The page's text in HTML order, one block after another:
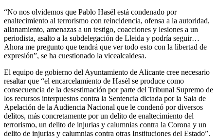
“No nos olvidemos que Pablo Hasél está condenado por
enaltecimiento al terrorismo con reincidencia, ofensa a la autoridad,
allanamiento, amenazas a un testigo, coacciones y lesiones a un
periodista, asalto a la subdelegación de Lleida y podría seguir…
Ahora me pregunto que tendrá que ver todo esto con la libertad de
expresión”, se ha cuestionado la vicealcaldesa.
El equipo de gobierno del Ayuntamiento de Alicante cree necesario
resaltar que “el encarcelamiento de Hasél se produce como
consecuencia de la desestimación por parte del Tribunal Supremo de
los recursos interpuestos contra la Sentencia dictada por la Sala de
Apelación de la Audiencia Nacional que le condenó por diversos
delitos, más concretamente por un delito de enaltecimiento del
terrorismo, un delito de injurias y calumnias contra la Corona y un
delito de injurias y calumnias contra otras Instituciones del Estado”.